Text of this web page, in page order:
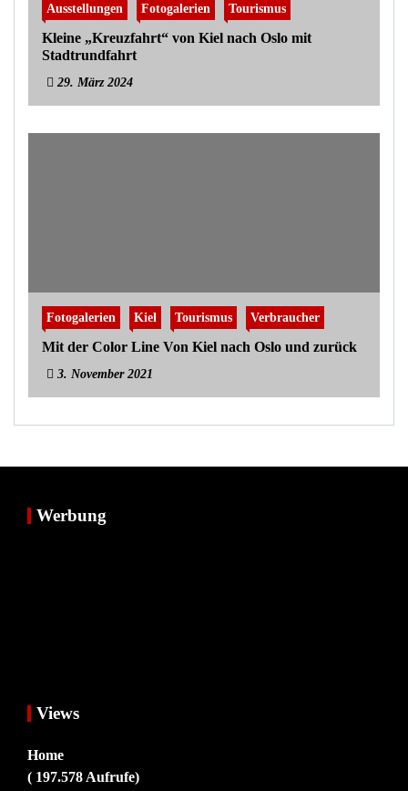
Ausstellungen Fotogalerien Tourismus
Kleine „Kreuzfahrt“ von Kiel nach Oslo mit
Stadtrundfahrt
29. März 2024
Fotogalerien Kiel Tourismus Verbraucher
Mit der Color Line Von Kiel nach Oslo und zurück
3. November 2021
Werbung
Views
Home
( 197.578 Aufrufe)